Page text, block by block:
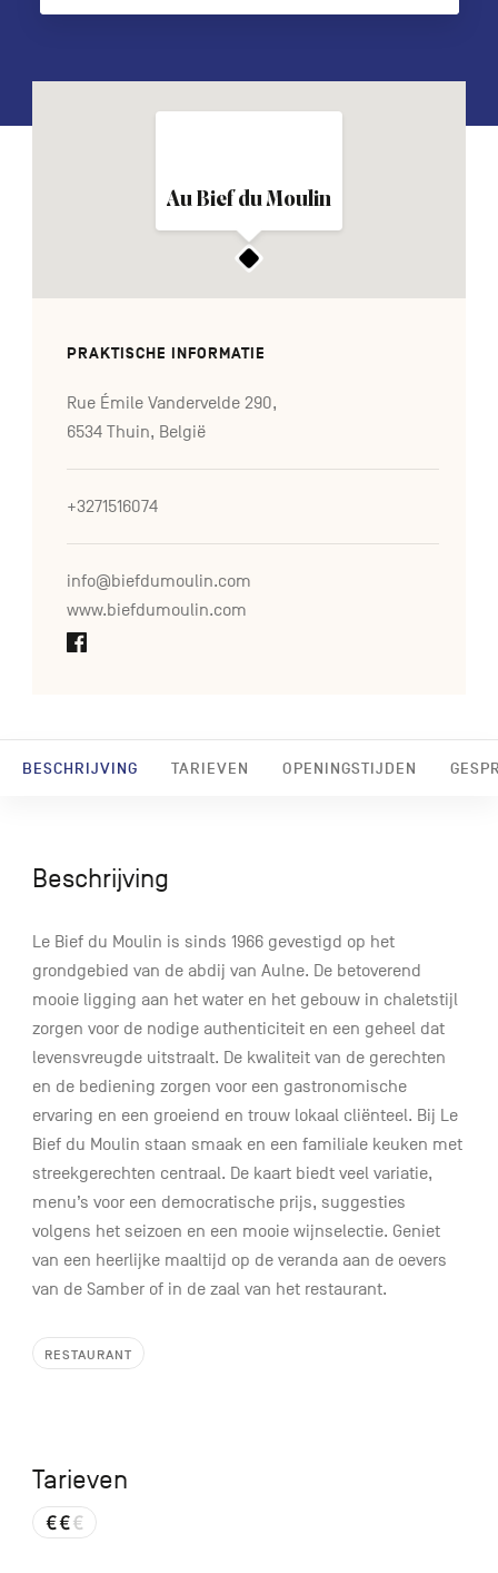
BESCHRIJVING TARIEVEN OPENINGSTIJDEN
Au Bief du Moulin
PRAKTISCHE INFORMATIE
Rue Émile Vandervelde 290,
6534 Thuin, België
+3271516074
info@biefdumoulin.com
www.biefdumoulin.com
Beschrijving
Le Bief du Moulin is sinds 1966 gevestigd op het
grondgebied van de abdij van Aulne. De betoverend
mooie ligging aan het water en het gebouw in chaletstijl
zorgen voor de nodige authenticiteit en een geheel dat
levensvreugde uitstraalt. De kwaliteit van de gerechten
en de bediening zorgen voor een gastronomische
ervaring en een groeiend en trouw lokaal cliënteel. Bij Le
Bief du Moulin staan smaak en een familiale keuken met
streekgerechten centraal. De kaart biedt veel variatie,
menu’s voor een democratische prijs, suggesties
volgens het seizoen en een mooie wijnselectie. Geniet
van een heerlijke maaltijd op de veranda aan de oevers
van de Samber of in de zaal van het restaurant.
RESTAURANT
Tarieven